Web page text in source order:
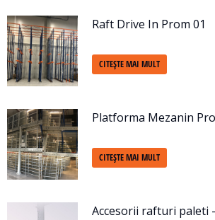
Raft Drive In Prom 01
CITEȘTE MAI MULT
Platforma Mezanin
CITEȘTE MAI MULT
Accesorii rafturi paleti